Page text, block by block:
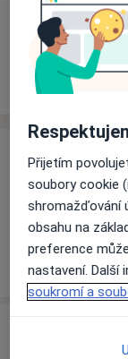
Ceník
Ceník
Informace o
Tento
Přijetím
soubory cookie
shromažďování
obsahu na
preference
nastavení. Další
soukromí a